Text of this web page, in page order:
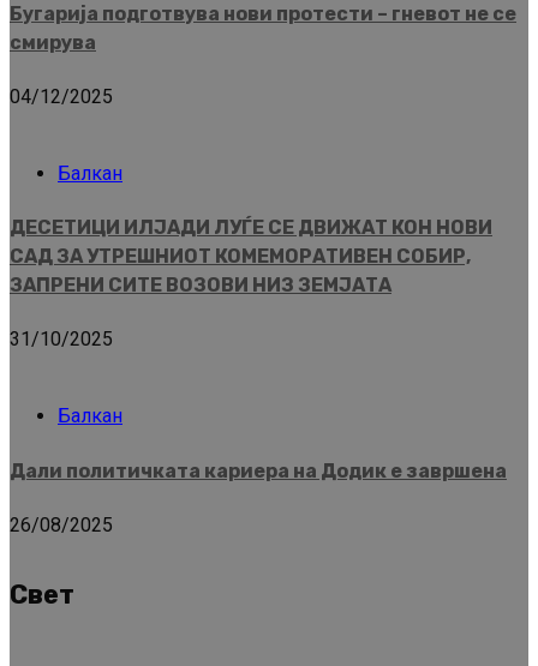
Бугарија подготвува нови протести – гневот не се
смирува
04/12/2025
Балкан
ДЕСЕТИЦИ ИЛЈАДИ ЛУЃЕ СЕ ДВИЖАТ КОН НОВИ
САД ЗА УТРЕШНИОТ КОМЕМОРАТИВЕН СОБИР,
ЗАПРЕНИ СИТЕ ВОЗОВИ НИЗ ЗЕМЈАТА
31/10/2025
Балкан
Дали политичката кариера на Додик е завршена
26/08/2025
Свет